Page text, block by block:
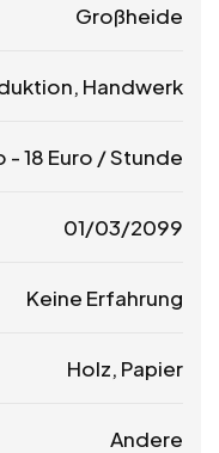
Großheide
Handwerk
-18 Euro / Stunde
01/03/2099
Keine Erfahrung
Holz, Papier
Andere